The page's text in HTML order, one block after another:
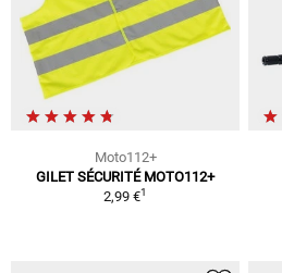
Moto112+
GILET SÉCURITÉ MOTO112+
2,99 €1